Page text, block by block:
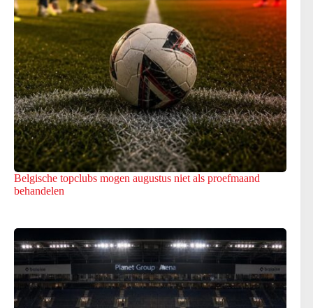
Belgische topclubs mogen augustus niet als proefmaand
behandelen